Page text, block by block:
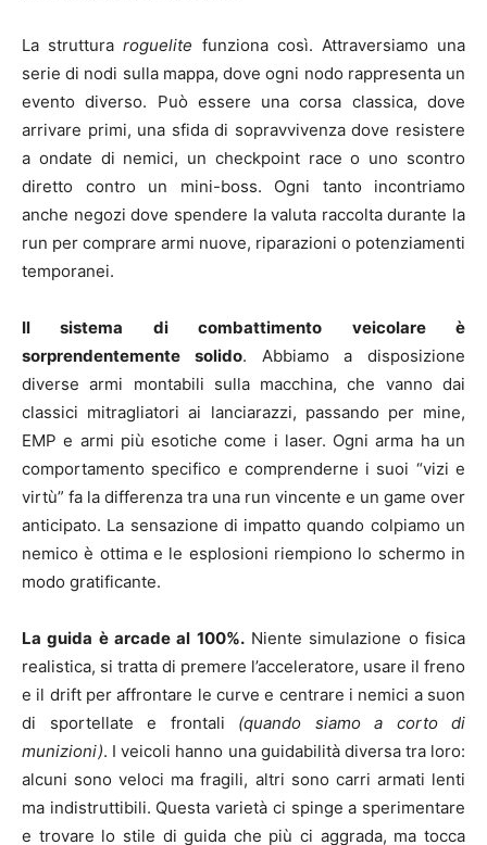
La strutturaroguelite funziona così. Attraversiamo una
serie di nodi sulla mappa, dove ogni nodo rappresenta un
evento diverso. Può essere una corsa classica, dove
arrivare primi, una sfida di sopravvivenza dove resistere
a ondate di nemici, un checkpoint race o uno scontro
diretto contro un mini-boss. Ogni tanto incontriamo
anche negozi dove spendere la valuta raccolta durante la
run per comprare armi nuove, riparazioni o potenziamenti
temporanei.
Il sistema di combattimento veicolare è
sorprendentemente solido. Abbiamo a disposizione
diverse armi montabili sulla macchina, che vanno dai
classici mitragliatori ai lanciarazzi, passando per mine,
EMP e armi più esotiche come i laser. Ogni arma ha un
comportamento specifico e comprenderne i suoi “vizi e
virtù” fa la differenza tra una run vincente e un game over
anticipato. La sensazione di impatto quando colpiamo un
nemico è ottima e le esplosioni riempiono lo schermo in
modo gratificante.
La guida è arcade al 100%.Niente simulazione o fisica
realistica, si tratta di premere l’acceleratore, usare il freno
e il drift per affrontare le curve e centrare i nemici a suon
di sportellate e frontali (quando siamo a corto di
munizioni). I veicoli hanno una guidabilità diversa tra loro:
alcuni sono veloci ma fragili, altri sono carri armati lenti
ma indistruttibili. Questa varietà ci spinge a sperimentare
e trovare lo stile di guida che più ci aggrada, ma tocca